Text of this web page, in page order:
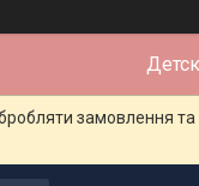
замовлення та